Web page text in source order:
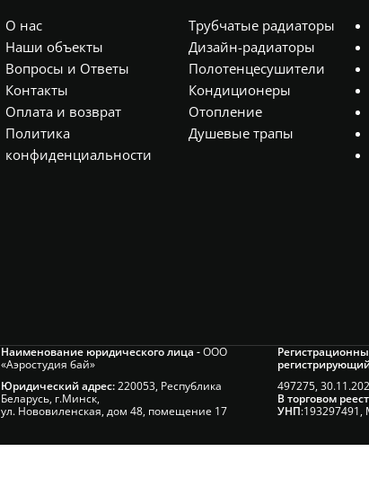
О нас
Наши объекты
Вопросы и Ответы
Контакты
Оплата и возврат
Политика
конфиденциальности
Трубчатые радиаторы
Дизайн-радиаторы
Полотенцесушители
Кондиционеры
Отопление
Душевые трапы
Наименование юридического лица -ООО
«Аэростудия бай»
Юридический адрес:220053, Республика
Беларусь, г.Минск,
ул. Нововиленская, дом 48, помещение 17
497275,
В торговом
УНП:193297491,